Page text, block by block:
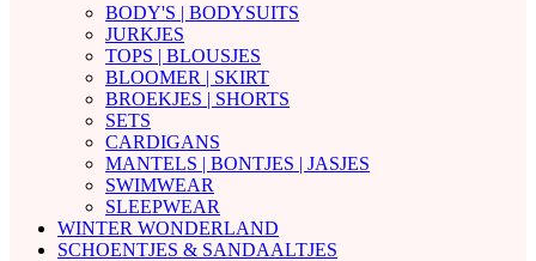
BODY'S | BODYSUITS
JURKJES
TOPS | BLOUSJES
BLOOMER | SKIRT
BROEKJES | SHORTS
SETS
CARDIGANS
MANTELS | BONTJES | JASJES
SWIMWEAR
SLEEPWEAR
WINTER WONDERLAND
SCHOENTJES & SANDAALTJES